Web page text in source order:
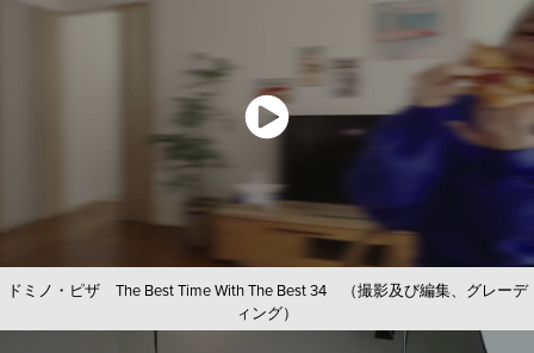
ドミノ・ピザ The Best Time With The Best 34 （撮影及び編集、グレーデ
ィング）